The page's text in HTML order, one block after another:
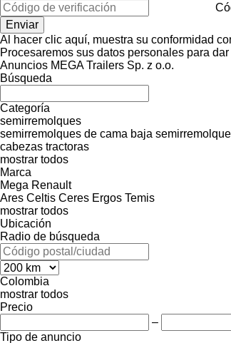
Al hacer clic aquí, muestra su conformidad
Procesaremos sus datos personales para
Anuncios MEGA Trailers Sp. z o.o.
Búsqueda
Categoría
semirremolques
semirremolques de cama baja
cabezas tractoras
mostrar todos
Marca
Mega Renault
Ares Celtis Ceres Ergos Temis
mostrar todos
Ubicación
Radio de búsqueda
Colombia
mostrar todos
Precio
–
Tipo de anuncio